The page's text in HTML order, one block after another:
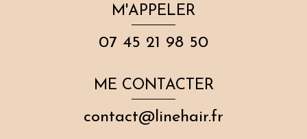
M'APPELER
07 45 21 98 50
ME CONTACTER
contact@linehair.fr